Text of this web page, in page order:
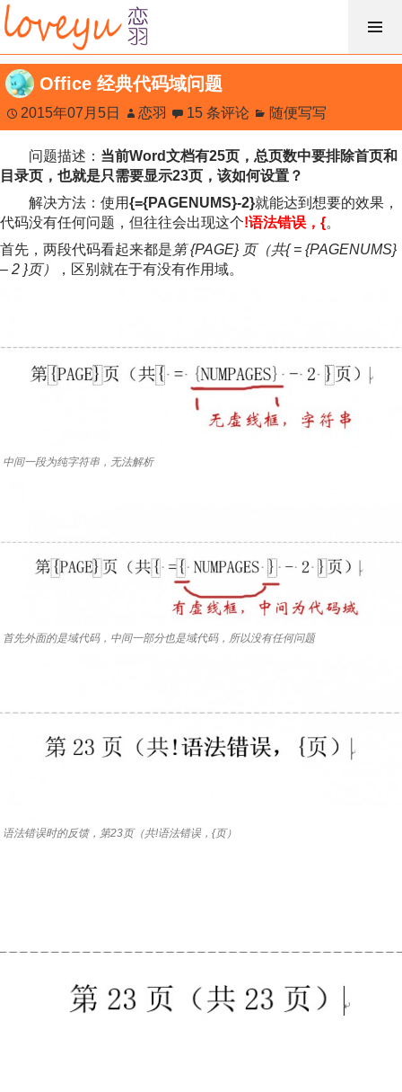
跳
过
内
容
Office 经典代码域问题
2015年07月5日 恋羽 15 条评论 随便写写
问题描述： 当前Word文档有25页，总页数中要排除首页和
目录页，也就是只需要显示23页，该如何设置？
解决方法：使用{={PAGENUMS}-2}就能达到想要的效果，
代码没有任何问题，但往往会出现这个!语法错误，{。
首先，两段代码看起来都是第 {PAGE} 页（共{ = {PAGENUMS}
– 2 }页）
，区别就在于有没有作用域。
中间一段为纯字符串，无法解析
首先外面的是域代码，中间一部分也是域代码，所以没有任何问题
语法错误时的反馈，第23页（共!语法错误，{页）